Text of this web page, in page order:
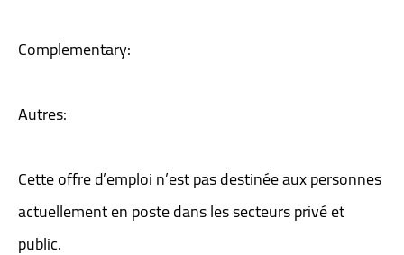
Complementary:
Autres:
Cette offre d’emploi n’est pas destinée aux personnes
actuellement en poste dans les secteurs privé et
public.